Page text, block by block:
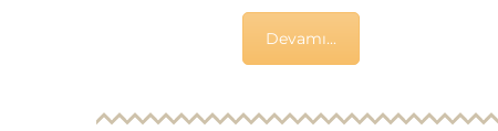
Devamı...